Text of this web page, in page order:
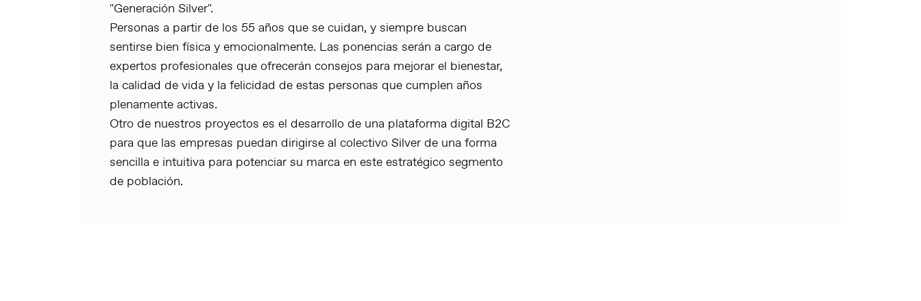
"Generación Silver".
Personas a partir de los 55 años que se cuidan, y siempre buscan
sentirse bien física y emocionalmente. Las ponencias serán a cargo de
expertos profesionales que ofrecerán consejos para mejorar el bienestar,
la calidad de vida y la felicidad de estas personas que cumplen años
plenamente activas.
Otro de nuestros proyectos es el desarrollo de una plataforma digital B2C
para que las empresas puedan dirigirse al colectivo Silver de una forma
sencilla e intuitiva para potenciar su marca en este estratégico segmento
de población.